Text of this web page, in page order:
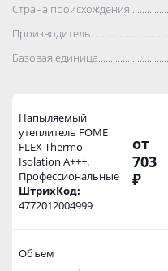
Страна
Базовая
Напыляемый
утеплитель FOME
FLEX Thermo
Isolation A+++.
Профессиональные
ШтрихКод:
4772012004999
от
703
₽
Объем